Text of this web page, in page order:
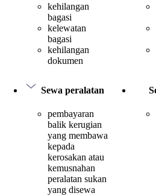
kehilangan
bagasi
kelewatan
bagasi
kehilangan
dokumen
Sewa peralatan
pembayaran
balik kerugian
yang membawa
kepada
kerosakan atau
kemusnahan
peralatan sukan
yang disewa